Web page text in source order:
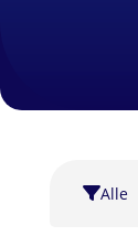
Alle